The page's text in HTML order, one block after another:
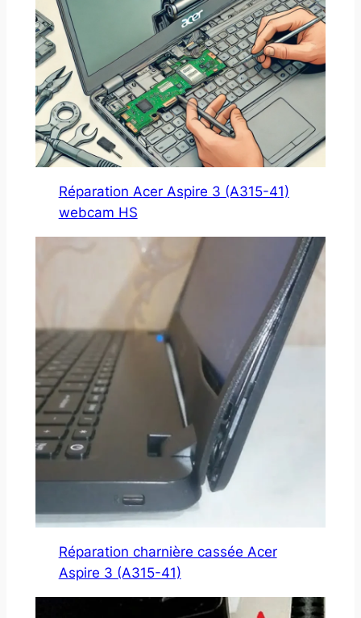
Réparation Acer Aspire 3 (A315-41)
webcam HS
Réparation charnière cassée Acer
Aspire 3 (A315-41)